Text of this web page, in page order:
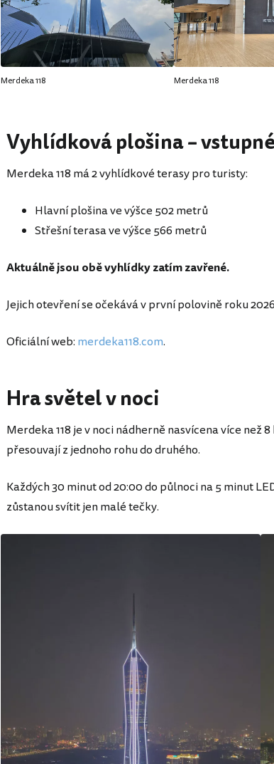
Merdeka 118 Merdeka 118
Vyhlídková plošina –
Merdeka 118 má 2 vyhlídkové terasy pro turisty:
Hlavní plošina ve výšce 502 metrů
Střešní terasa ve výšce 566 metrů
Aktuálně jsou obě vyhlídky zatím zavřené.
Jejich otevření se očekává v první polovině roku
Oficiální web: merdeka118.com.
Hra světel v noci
Merdeka 118 je v noci nádherně nasvícena více než
přesouvají z jednoho rohu do druhého.
Každých 30 minut od 20:00 do půlnoci na 5 minut
zůstanou svítit jen malé tečky.